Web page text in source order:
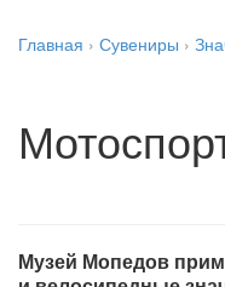
Главная › Сувениры ›
Музей Мопедов